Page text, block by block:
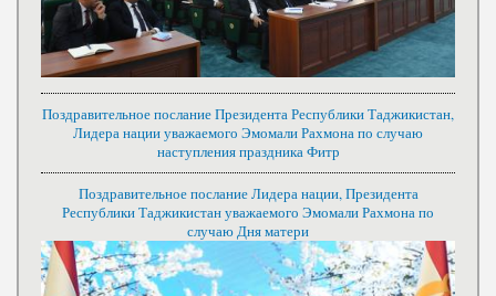
Поздравительное послание Президента Республики Таджикистан,
Лидера нации уважаемого Эмомали Рахмона по случаю
наступления праздника Фитр
Поздравительное послание Лидера нации, Президента
Республики Таджикистан уважаемого Эмомали Рахмона по
случаю Дня матери